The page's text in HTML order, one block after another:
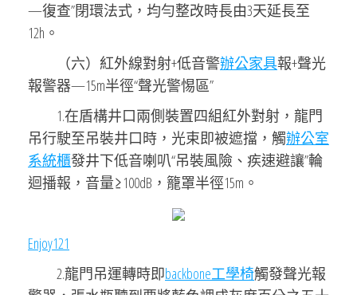
—復查”閉環法式，均勻整改時長由3天延長至
12h。
（六）紅外線對射+低音警辦公家具報+聲光
報警器—15m半徑“聲光警惕區”
1.在盾構井口兩側裝置四組紅外對射，龍門
吊行駛至吊裝井口時，光束即被遮擋，觸辦公室
系統櫃發井下低音喇叭“吊裝風險、疾速避讓”輪
迴播報，音量≥100dB，籠罩半徑15m。
Enjoy121
2.龍門吊運轉時即backbone工學椅觸發聲光報